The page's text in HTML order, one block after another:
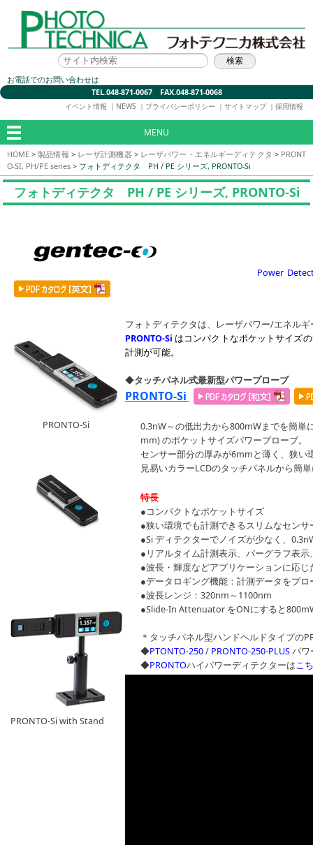
お電話でのお問い合わせは
TEL.048-871-0067 FAX.048-871-0068
イベント情報 ｜ NEWS ｜ プライバシーポリシー ｜ サイトマップ ｜ 採用情報
MENU
HOME >製品情報 > レーザ計測機器 > レーザパワー・エネルギーディテクタ > PRONT
O-SI, PH/PE series > フォトディテクタ PH / PE シリーズ, PRONTO-Si
フォトディテクタ PH / PE シリーズ, PRONTO-Si
Power
PRONTO-Si
PRONTO-Si with Stand
フォトディテクタは、レーザパワー/エネル
PRONTO-Si はコンパクトなポケットサイズ
計測が可能。
◆タッチパネル式最新型パワープローブ
PRONTO-Si
0.3nW～の低出力から800mWまでを簡単
mm) のポケットサイズパワープローブ。
センサー部分の厚みが6mmと薄く、狭い
見易いカラーLCDのタッチパネルから簡
特長
●コンパクトなポケットサイズ
●狭い環境でも計測できるスリムなセンサ
●Si ディテクターでノイズが少なく、
●リアルタイム計測表示、バーグラフ表
●波長・輝度などアプリケーションに応じ
●データロギング機能：計測データをプ
●波長レンジ：320nm～1100nm
●Slide-In Attenuator をONにすると
＊タッチパネル型ハンドヘルドタイプの
◆PTONTO-250/ PRONTO-250-PLUSパワ
◆PRONTOハイパワーディテクターはこ